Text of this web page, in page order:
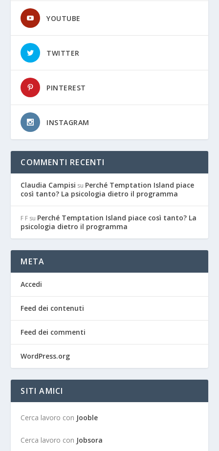
YOUTUBE
TWITTER
PINTEREST
INSTAGRAM
COMMENTI RECENTI
Claudia Campisi su Perché Temptation Island piace
così tanto? La psicologia dietro il programma
F F su Perché Temptation Island piace così tanto? La
psicologia dietro il programma
META
Accedi
Feed dei contenuti
Feed dei commenti
WordPress.org
SITI AMICI
Cerca lavoro con Jooble
Cerca lavoro con Jobsora